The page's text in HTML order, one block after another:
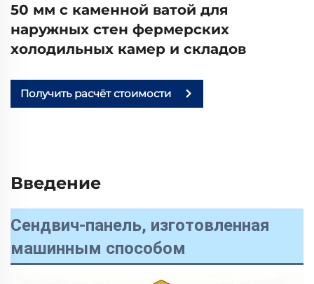
50 мм с каменной ватой для
наружных стен фермерских
холодильных камер и складов
Получить расчёт стоимости
Введение
Сендвич-панель, изготовленная
машинным способом